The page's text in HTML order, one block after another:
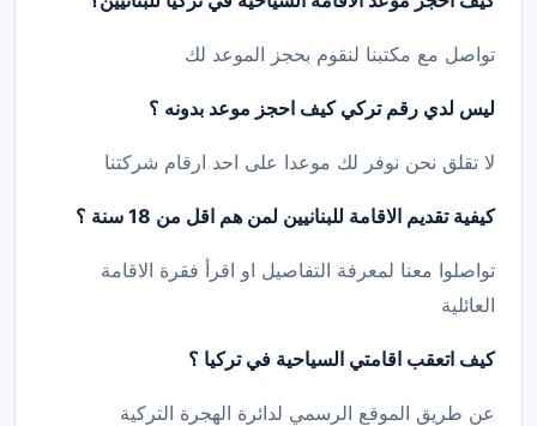
تواصل مع مكتبنا لنقوم بحجز الموعد لك
ليس لدي رقم تركي كيف احجز موعد بدونه ؟
لا تقلق نحن نوفر لك موعدا على احد ارقام شركتنا
كيفية تقديم الاقامة للبنانيين لمن هم اقل من 18 سنة ؟
تواصلوا معنا لمعرفة التفاصيل او اقرأ فقرة الاقامة
العائلية
كيف اتعقب اقامتي السياحية في تركيا ؟
عن طريق الموقع الرسمي لدائرة الهجرة التركية